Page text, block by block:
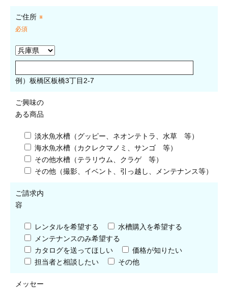
ご住所 ※
必須
例）板橋区板橋3丁目2-7
ご興味の
ある商品
淡水魚水槽（グッピー、ネオンテトラ、水草 等）
海水魚水槽（カクレクマノミ、サンゴ 等）
その他水槽（テラリウム、クラゲ 等）
その他（撮影、イベント、引っ越し、メンテナンス等）
ご請求内
容
レンタルを希望する
水槽購入を希望する
メンテナンスのみ希望する
カタログを送ってほしい
価格が知りたい
担当者と相談したい
その他
メッセー